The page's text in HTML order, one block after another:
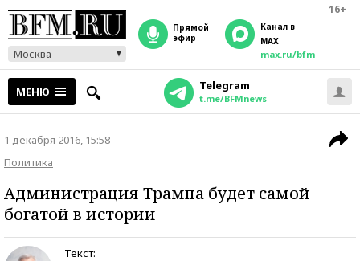
16+
Москва
прямой
эфир
Канал в
MAX
max.ru/bfm
МЕНЮ Telegram
t.me/BFMnews
1 декабря 2016, 15:58
Политика
Администрация Трампа будет самой
богатой в истории
Текст: